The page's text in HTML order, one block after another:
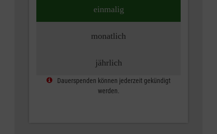
einmalig
monatlich
jährlich
Dauerspenden können jederzeit gekündigt
werden.